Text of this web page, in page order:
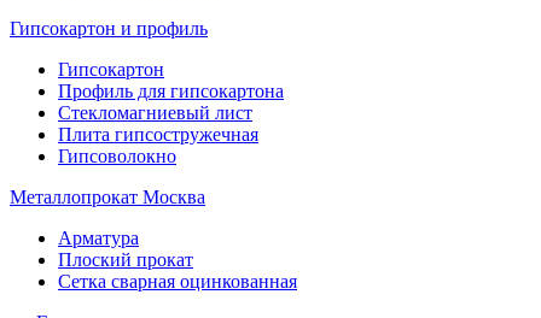
Гипсокартон и профиль
Гипсокартон
Профиль для гипсокартона
Стекломагниевый лист
Плита гипсостружечная
Гипсоволокно
Металлопрокат Москва
Арматура
Плоский прокат
Сетка сварная оцинкованная